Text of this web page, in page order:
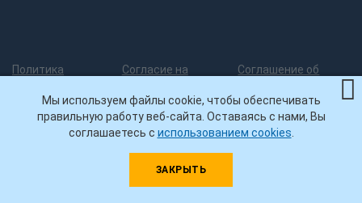
Политика
персональных
данных
Согласие на
персональных
данных
Соглашение об
Куки-файлов
Нашли ошибку на сайте?
Помогите ее исправить!
Мы используем файлы cookie, чтобы обеспечивать
правильную работу веб-сайта. Оставаясь с нами, Вы
соглашаетесь с использованием cookies
ЗАКРЫТЬ